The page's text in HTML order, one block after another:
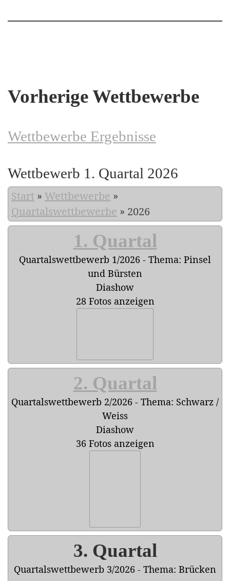
Vorherige Wettbewerbe
Wettbewerbe Ergebnisse
Wettbewerb 1. Quartal 2026
Start » Wettbewerbe »
Quartalswettbewerbe » 2026
1. Quartal
Quartalswettbewerb 1/2026 - Thema: Pinsel
und Bürsten
Diashow
28 Fotos anzeigen
2. Quartal
Quartalswettbewerb 2/2026 - Thema: Schwarz /
Weiss
Diashow
36 Fotos anzeigen
3. Quartal
Quartalswettbewerb 3/2026 - Thema: Brücken